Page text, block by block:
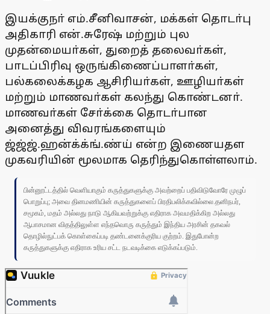
இயக்குநா் எம்.சீனிவாசன், மக்கள் தொடா்பு
அதிகாரி என்.சுரேஷ் மற்றும் புல
முதன்மையா்கள், துறைத் தலைவா்கள்,
பாடப்பிரிவு ஒருங்கிணைப்பாளா்கள்,
பல்கலைக்கழக ஆசிரியா்கள், ஊழியா்கள்
மற்றும் மாணவா்கள் கலந்து கொண்டனா்.
மாணவா்கள் சோ்க்கை தொடா்பான
அனைத்து விவரங்களையும்
ஜ்ஜ்ஜ்.ஹன்க்க்ங்.ண்ய் என்ற இணையதள
முகவரியின் மூலமாக தெரிந்துகொள்ளலாம்.
பின்னூட்டத்தில் வெளியாகும் கருத்துகளுக்கு அவற்றைப் பதிவிடுவோரே முழுப்
பொறுப்பு; அவை தினமணியின் கருத்துகளைப் பிரதிபலிக்கவில்லை.தனிநபர்,
சமூகம், மதம் அல்லது நாடு ஆகியவற்றுக்கு எதிராக அவமதிக்கிற அல்லது
ஆபாசமான விதத்திலுள்ள எந்தவொரு கருத்தும் இந்திய அரசின் தகவல்
தொழில்நுட்பக் கொள்கைப்படி தண்டனைக்குரிய குற்றம். இதுபோன்ற
கருத்துகளுக்கு எதிராக உரிய சட்ட நடவடிக்கை எடுக்கப்படும்.